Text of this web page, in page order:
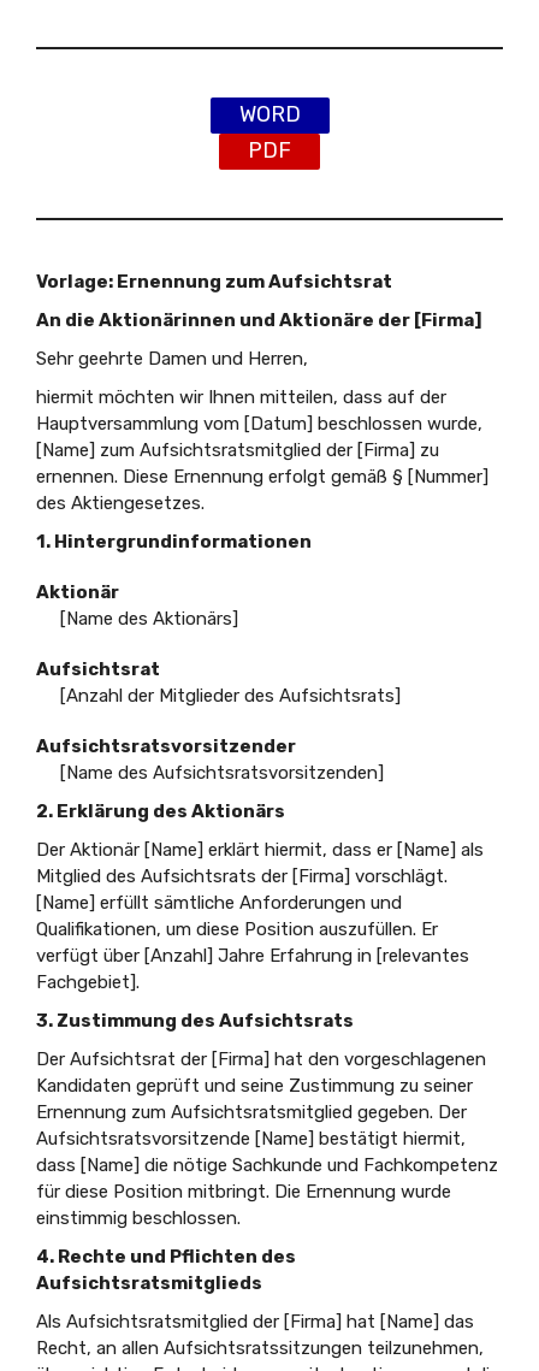
WORD
PDF
Vorlage: Ernennung zum Aufsichtsrat
An die Aktionärinnen und Aktionäre der [Firma]
Sehr geehrte Damen und Herren,
hiermit möchten wir Ihnen mitteilen, dass auf der
Hauptversammlung vom [Datum] beschlossen wurde,
[Name] zum Aufsichtsratsmitglied der [Firma] zu
ernennen. Diese Ernennung erfolgt gemäß § [Nummer]
des Aktiengesetzes.
1. Hintergrundinformationen
Aktionär
[Name des Aktionärs]
Aufsichtsrat
[Anzahl der Mitglieder des Aufsichtsrats]
Aufsichtsratsvorsitzender
[Name des Aufsichtsratsvorsitzenden]
2. Erklärung des Aktionärs
Der Aktionär [Name] erklärt hiermit, dass er [Name] als
Mitglied des Aufsichtsrats der [Firma] vorschlägt.
[Name] erfüllt sämtliche Anforderungen und
Qualifikationen, um diese Position auszufüllen. Er
verfügt über [Anzahl] Jahre Erfahrung in [relevantes
Fachgebiet].
3. Zustimmung des Aufsichtsrats
Der Aufsichtsrat der [Firma] hat den vorgeschlagenen
Kandidaten geprüft und seine Zustimmung zu seiner
Ernennung zum Aufsichtsratsmitglied gegeben. Der
Aufsichtsratsvorsitzende [Name] bestätigt hiermit,
dass [Name] die nötige Sachkunde und Fachkompetenz
für diese Position mitbringt. Die Ernennung wurde
einstimmig beschlossen.
4. Rechte und Pflichten des
Aufsichtsratsmitglieds
Als Aufsichtsratsmitglied der [Firma] hat [Name] das
Recht, an allen Aufsichtsratssitzungen teilzunehmen,